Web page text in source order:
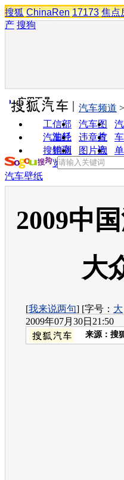
搜狐 ChinaRen 17173 焦点
产 搜狗
实用工具
工信部
油耗
汽车图
片
汽车经
销商
违章查
询
搜狗浏
览器
图片欣
赏
汽车频道 >
汽车壁纸
2009中
大
[我来说两句] [字号： 大
2009年07月30日21:50
来源： 搜